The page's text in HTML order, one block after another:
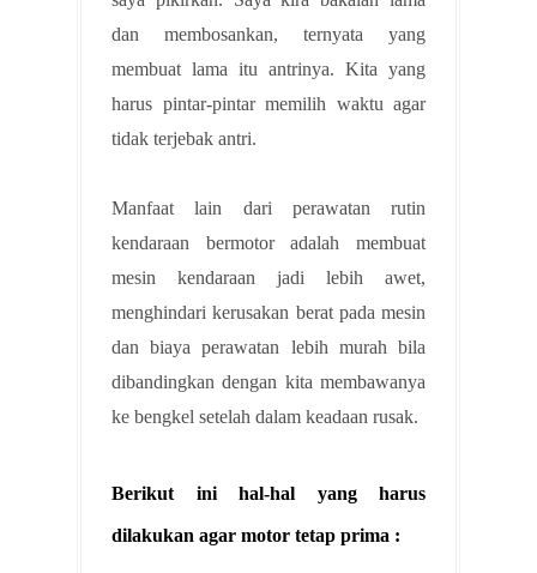
dan membosankan, ternyata yang
membuat lama itu antrinya. Kita yang
harus pintar-pintar memilih waktu agar
tidak terjebak antri.
Manfaat lain dari perawatan rutin
kendaraan bermotor adalah membuat
mesin kendaraan jadi lebih awet,
menghindari kerusakan berat pada mesin
dan biaya perawatan lebih murah bila
dibandingkan dengan kita membawanya
ke bengkel setelah dalam keadaan rusak.
Berikut ini hal-hal yang harus
dilakukan agar motor tetap prima :